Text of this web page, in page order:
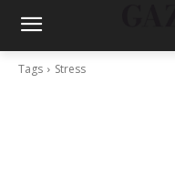
Tags Stress